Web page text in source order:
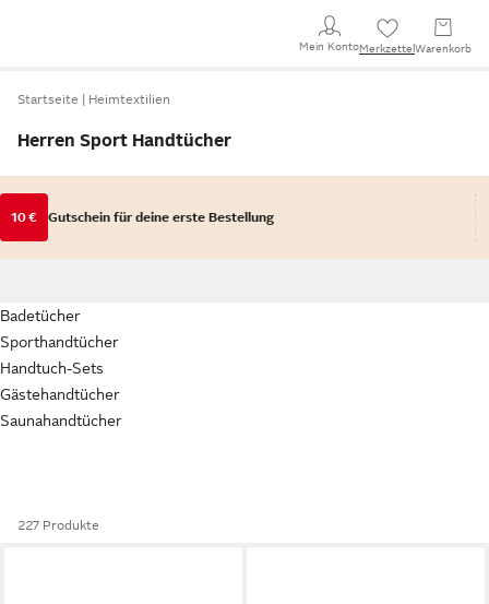
Mein KontoMerkzettel Warenkorb
Startseite Heimtextilien
Herren Sport Handtücher
10 € Gutschein für deine erste Bestellung
Badetücher
Sporthandtücher
Handtuch-Sets
Gästehandtücher
Saunahandtücher
227 Produkte